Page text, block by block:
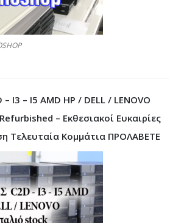
I3 – I5 AMD HP / DELL / LENOVO
– Εκθεσιακοί Ευκαιρίες
Τελευταία Κομμάτια ΠΡΟΛΑΒΕΤΕ